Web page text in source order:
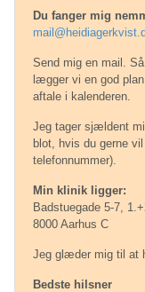
Du fanger mig
Send mig en mail.
lægger vi en god
aftale i kalenderen.
Jeg tager sjældent
blot, hvis du gerne
telefonnummer).
Min klinik ligger:
Badstuegade 5-7,
8000 Aarhus C
Jeg glæder mig til at
Bedste hilsner